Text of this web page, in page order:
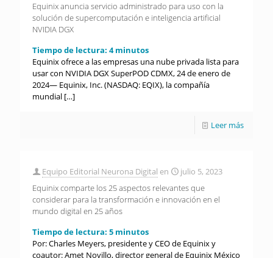
Equinix anuncia servicio administrado para uso con la
solución de supercomputación e inteligencia artificial
NVIDIA DGX
Tiempo de lectura: 4 minutos
Equinix ofrece a las empresas una nube privada lista para
usar con NVIDIA DGX SuperPOD CDMX, 24 de enero de
2024— Equinix, Inc. (NASDAQ: EQIX), la compañía
mundial […]
Leer más
Equipo Editorial Neurona Digital en
julio 5, 2023
Equinix comparte los 25 aspectos relevantes que
considerar para la transformación e innovación en el
mundo digital en 25 años
Tiempo de lectura: 5 minutos
Por: Charles Meyers, presidente y CEO de Equinix y
coautor: Amet Novillo, director general de Equinix México